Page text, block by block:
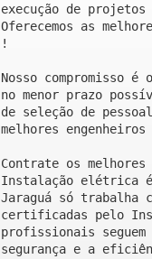
execução de
Oferecemos as
!
Nosso compromisso
no menor prazo
de seleção de
melhores
Contrate os
Instalação elétrica é
Jaraguá só trabalha
certificadas pelo
profissionais
segurança e a